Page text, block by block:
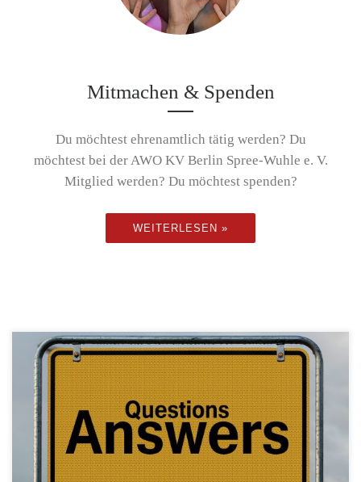
Mitmachen & Spenden
Du möchtest ehrenamtlich tätig werden? Du
möchtest bei der AWO KV Berlin Spree-Wuhle e. V.
Mitglied werden? Du möchtest spenden?
WEITERLESEN »